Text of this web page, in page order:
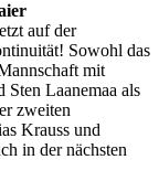
auf der
Sowohl das
mit
Sten Laanemaa als
zweiten
Krauss und
in der nächsten